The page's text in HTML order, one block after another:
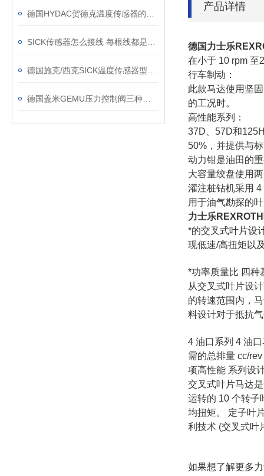
产品详情
德国力士乐
在小于 10 rpm 至
行车制动：
此款马达使用坚
的工况时。
高性能系列：
37D、57D和
50%，并提供与
动力钳是油田的
大容量绞盘使用
灌注桩钻机采用
用于油气勘探的
力士乐
*的交叉式叶片设
现低速/高扭矩以
*功率质量比 四种
从交叉式叶片设
的转速范围内，
料设计对于抵抗
4 油口系列 4 油
需的总排量 cc/
项高性能 系列设
交叉式叶片马达
运转的 10 个转子
均扭矩。 定子叶
利技术 (交叉式叶
如果想了解更多